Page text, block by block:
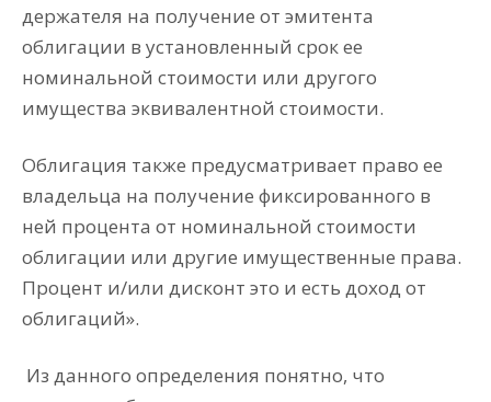
держателя на получение от эмитента
облигации в установленный срок ее
номинальной стоимости или другого
имущества эквивалентной стоимости.
Облигация также предусматривает право ее
владельца на получение фиксированного в
ней процента от номинальной стоимости
облигации или другие имущественные права.
Процент и/или дисконт это и есть доход от
облигаций».
Из данного определения понятно, что